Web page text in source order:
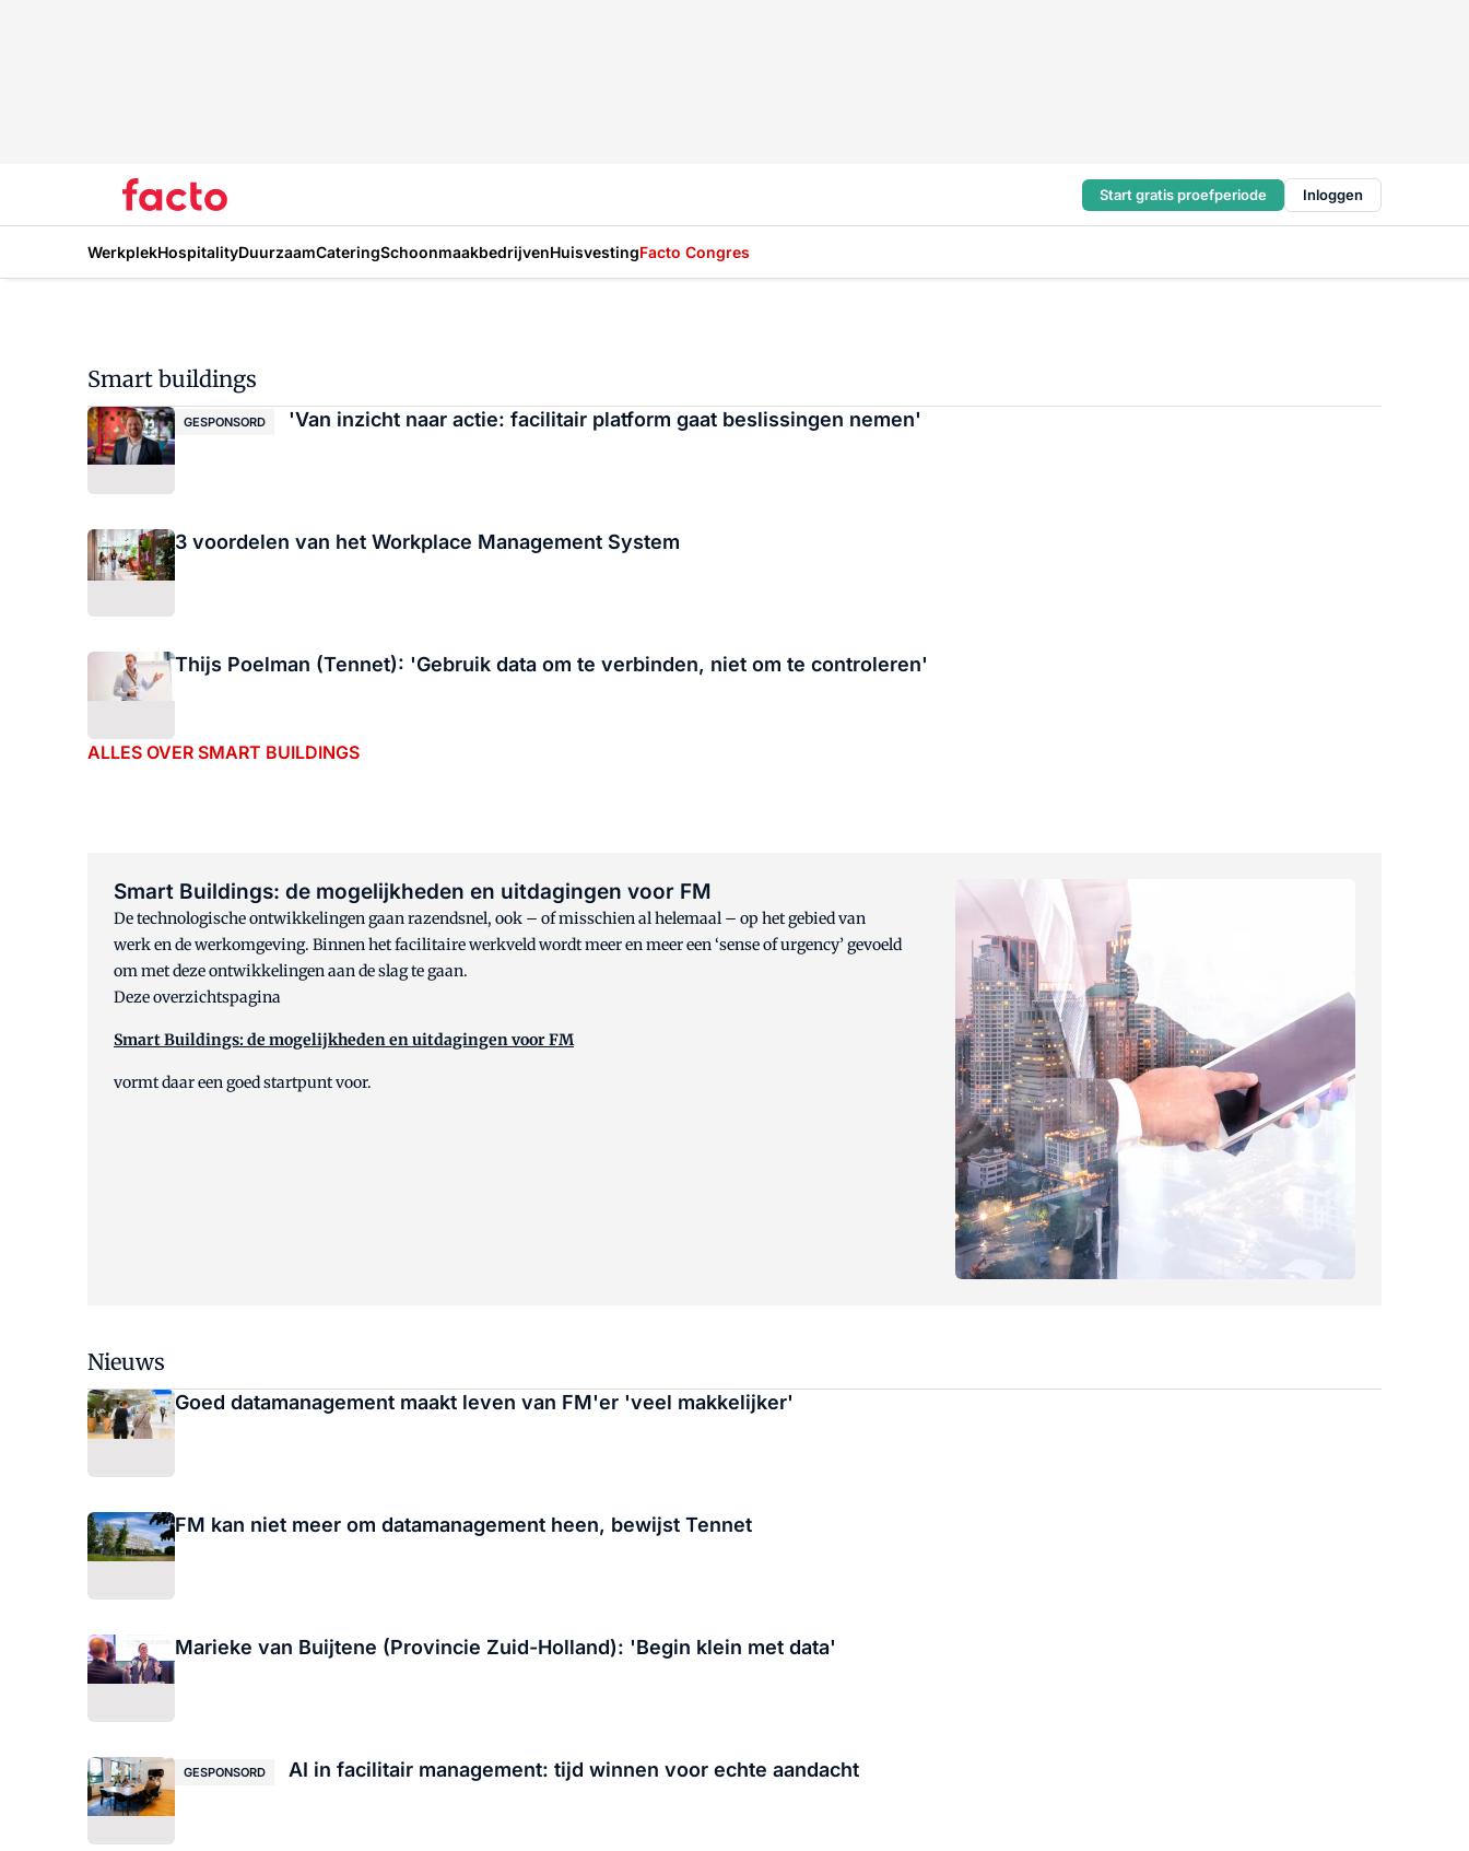
Start gratis proefperiode Inloggen
WerkplekHospitalityDuurzaamCateringSchoonmaakbedrijvenHuisvestingFacto Congres
Smart buildings
GESPONSORD 'Van inzicht naar actie: facilitair platform gaat beslissingen nemen'
3 voordelen van het Workplace Management System
Thijs Poelman (Tennet): 'Gebruik data om te verbinden, niet om te controleren'
ALLES OVER SMART BUILDINGS
Smart Buildings: de mogelijkheden en uitdagingen voor FM
De technologische ontwikkelingen gaan razendsnel, ook – of misschien al helemaal – op het gebied van
werk en de werkomgeving. Binnen het facilitaire werkveld wordt meer en meer een ‘sense of urgency’ gevoeld
om met deze ontwikkelingen aan de slag te gaan.
Deze overzichtspagina
Smart Buildings: de mogelijkheden en uitdagingen voor FM
vormt daar een goed startpunt voor.
Nieuws
Goed datamanagement maakt leven van FM'er 'veel makkelijker'
FM kan niet meer om datamanagement heen, bewijst Tennet
Marieke van Buijtene (Provincie Zuid-Holland): 'Begin klein met data'
GESPONSORD AI in facilitair management: tijd winnen voor echte aandacht